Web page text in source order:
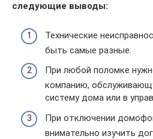
следующие выводы:
Технические
быть самые разные.
При любой поломке
компанию,
систему дома или в
При отключении
внимательно изучить